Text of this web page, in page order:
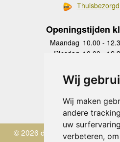
Wij
Wij maken
andere
uw
verbeteren,
Openingstijden
Maandag 10.00 -
Dinsdag 10.00 -
Donderdag
10.00 -
Vrijdag 10.00 -
Zaterdag
Zondag
© 2026 de Zwerver